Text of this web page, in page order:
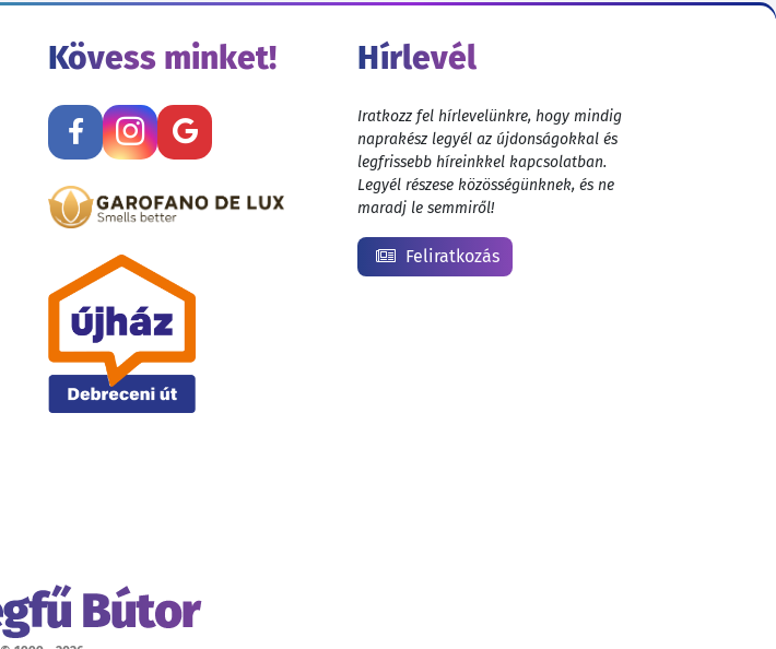
Kövess minket! Hírlevél
Iratkozz fel hírlevelünkre, hogy mindig
naprakész legyél az újdonságokkal és
legfrissebb híreinkkel kapcsolatban.
Legyél részese közösségünknek, és ne
maradj le semmiről!
Feliratkozás